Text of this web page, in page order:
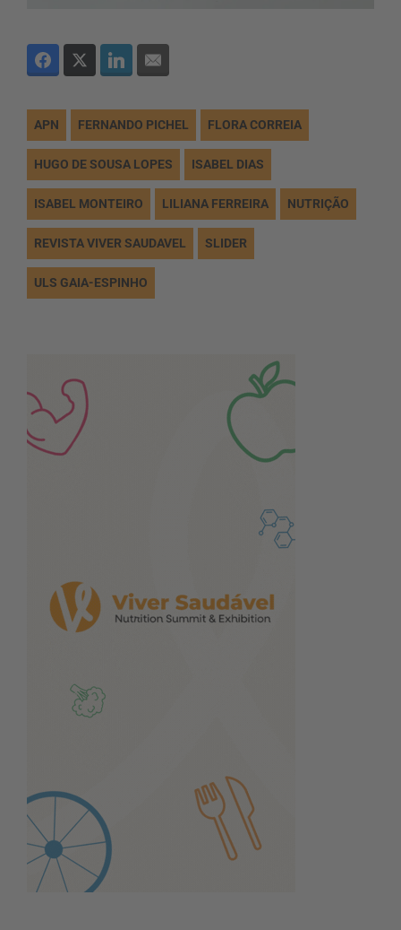
APN FERNANDO PICHEL FLORA CORREIA
HUGO DE SOUSA LOPES ISABEL DIAS
ISABEL MONTEIRO LILIANA FERREIRA NUTRIÇÃO
REVISTA VIVER SAUDAVEL SLIDER
ULS GAIA-ESPINHO